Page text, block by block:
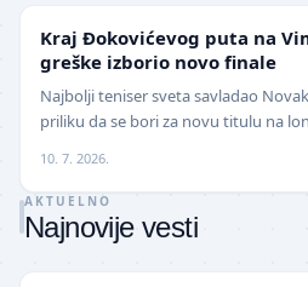
Kraj Đokovićevog puta na
greške izborio novo finale
Najbolji teniser sveta savladao
priliku da se bori za novu titulu na
10. 7. 2026.
AKTUELNO
Najnovije vesti